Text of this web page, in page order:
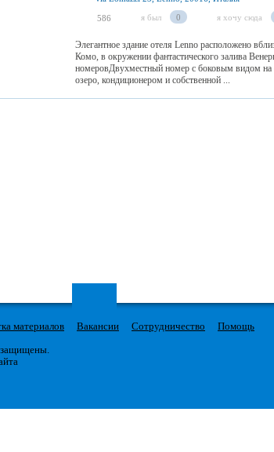
586 я был 0 я хочу сюда
Элегантное здание отеля Lenno расположено
Комо, в окружении фантастического залива
номеровДвухместный номер с боковым видом
озеро, кондиционером и собственной ...
материалов Вакансии Сотрудничество
Помощь
защищены.